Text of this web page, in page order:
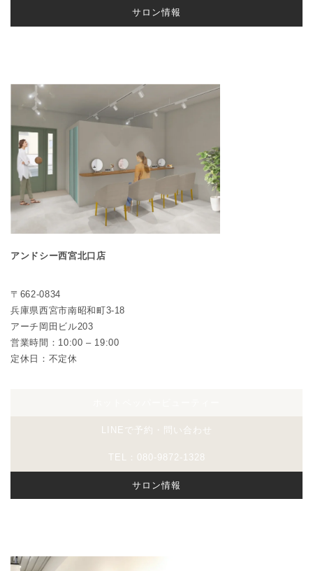
サロン情報
アンドシー西宮北口店
〒662-0834
兵庫県西宮市南昭和町3-18
アーチ岡田ビル203
営業時間：10:00 – 19:00
定休日：不定休
LINEで予約・問い合わせ
TEL：080-9872-1328
サロン情報